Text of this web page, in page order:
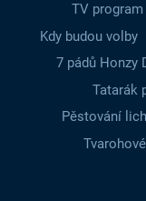
TV program
Kdy budou volby
7 pádů Honzy
Tatarák
Pěstování